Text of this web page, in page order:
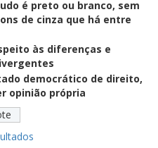
Ananias como candidato
Minas Gerais
têm até terça
informações
é preto ou branco, sem
de cinza que há entre
às diferenças e
democrático de direito,
opinião própria